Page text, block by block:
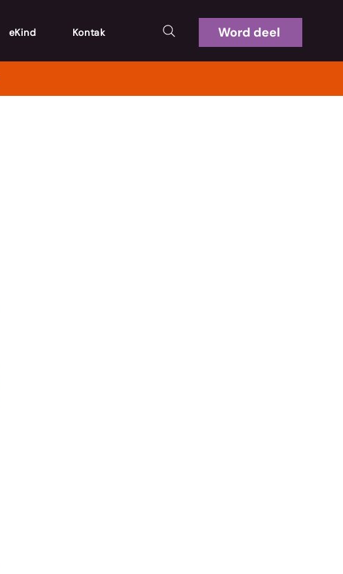
eKind Kontak Word deel